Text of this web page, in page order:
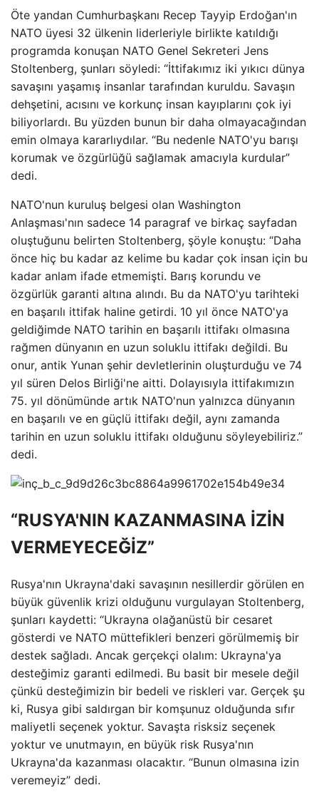
Öte yandan Cumhurbaşkanı Recep Tayyip Erdoğan'ın
NATO üyesi 32 ülkenin liderleriyle birlikte katıldığı
programda konuşan NATO Genel Sekreteri Jens
Stoltenberg, şunları söyledi: “İttifakımız iki yıkıcı dünya
savaşını yaşamış insanlar tarafından kuruldu. Savaşın
dehşetini, acısını ve korkunç insan kayıplarını çok iyi
biliyorlardı. Bu yüzden bunun bir daha olmayacağından
emin olmaya kararlıydılar. “Bu nedenle NATO'yu barışı
korumak ve özgürlüğü sağlamak amacıyla kurdular”
dedi.
NATO'nun kuruluş belgesi olan Washington
Anlaşması'nın sadece 14 paragraf ve birkaç sayfadan
oluştuğunu belirten Stoltenberg, şöyle konuştu: “Daha
önce hiç bu kadar az kelime bu kadar çok insan için bu
kadar anlam ifade etmemişti. Barış korundu ve
özgürlük garanti altına alındı. Bu da NATO'yu tarihteki
en başarılı ittifak haline getirdi. 10 yıl önce NATO'ya
geldiğimde NATO tarihin en başarılı ittifakı olmasına
rağmen dünyanın en uzun soluklu ittifakı değildi. Bu
onur, antik Yunan şehir devletlerinin oluşturduğu ve 74
yıl süren Delos Birliği'ne aitti. Dolayısıyla ittifakımızın
75. yıl dönümünde artık NATO'nun yalnızca dünyanın
en başarılı ve en güçlü ittifakı değil, aynı zamanda
tarihin en uzun soluklu ittifakı olduğunu söyleyebiliriz.”
dedi.
“RUSYA'NIN KAZANMASINA İZİN
VERMEYECEĞİZ”
Rusya'nın Ukrayna'daki savaşının nesillerdir görülen en
büyük güvenlik krizi olduğunu vurgulayan Stoltenberg,
şunları kaydetti: “Ukrayna olağanüstü bir cesaret
gösterdi ve NATO müttefikleri benzeri görülmemiş bir
destek sağladı. Ancak gerçekçi olalım: Ukrayna'ya
desteğimiz garanti edilmedi. Bu basit bir mesele değil
çünkü desteğimizin bir bedeli ve riskleri var. Gerçek şu
ki, Rusya gibi saldırgan bir komşunuz olduğunda sıfır
maliyetli seçenek yoktur. Savaşta risksiz seçenek
yoktur ve unutmayın, en büyük risk Rusya'nın
Ukrayna'da kazanması olacaktır. “Bunun olmasına izin
veremeyiz” dedi.